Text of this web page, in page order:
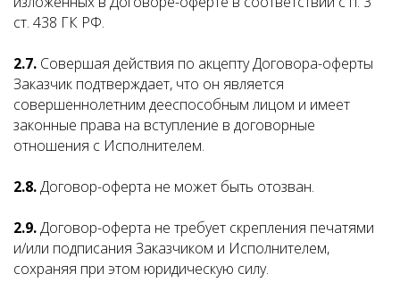
ст. 438 ГК РФ.
2.7. Совершая действия по акцепту Договора-оферты
Заказчик подтверждает, что он является
совершеннолетним дееспособным лицом и имеет
законные права на вступление в договорные
отношения с Исполнителем.
2.8.Договор-оферта не может быть отозван.
2.9.Договор-оферта не требует скрепления печатями
и/или подписания Заказчиком и Исполнителем,
сохраняя при этом юридическую силу.